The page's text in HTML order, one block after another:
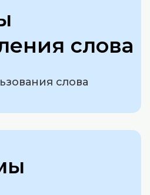
слова
слова